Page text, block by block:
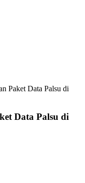
Paket Data Palsu di
Data Palsu di